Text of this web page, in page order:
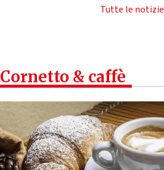
Tutte le notizie
Cornetto & caffè